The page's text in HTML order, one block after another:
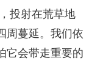
投射在荒草地
周蔓延。我们依
它会带走重要的